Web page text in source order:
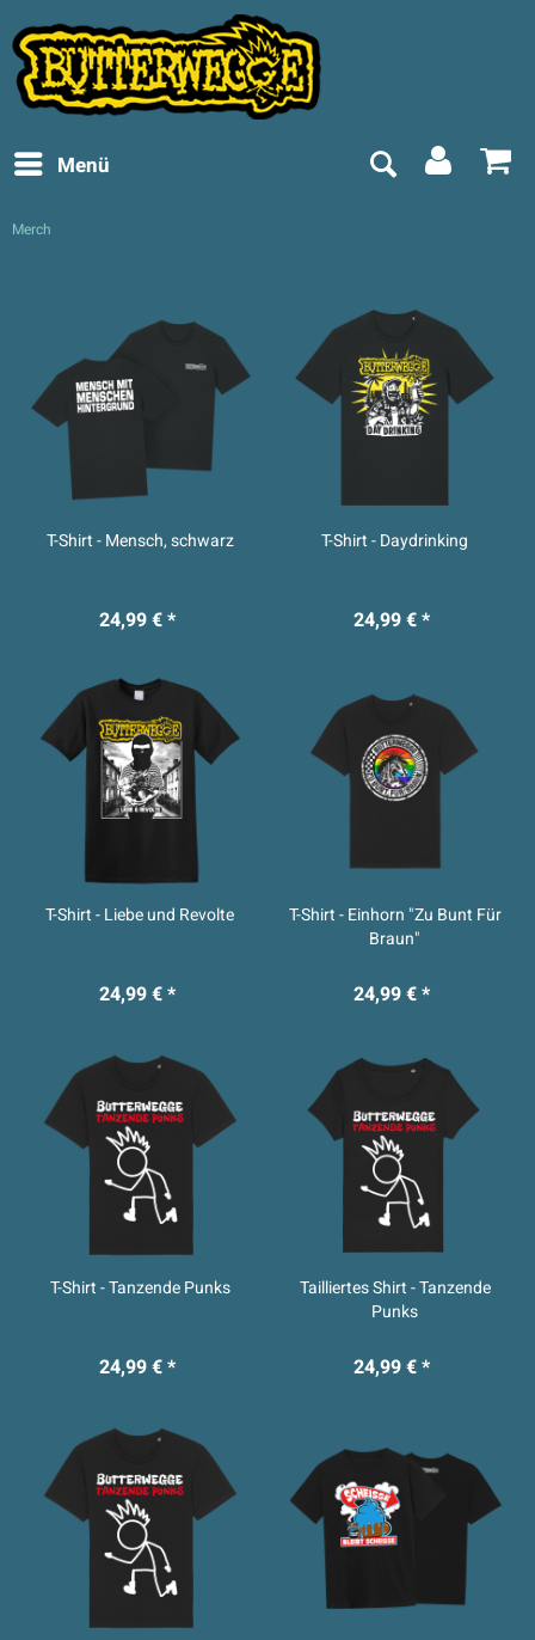
Menü
Merch
T-Shirt - Mensch, schwarz
24,99 € *
T-Shirt - Daydrinking
24,99 € *
T-Shirt - Liebe und Revolte
24,99 € *
T-Shirt - Einhorn "Zu Bunt Für
Braun"
24,99 € *
T-Shirt - Tanzende Punks
24,99 € *
Tailliertes Shirt - Tanzende
Punks
24,99 € *